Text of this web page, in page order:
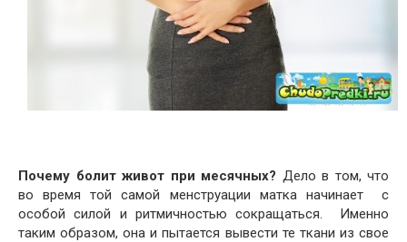
Почему болит живот при месячных? Дело в том, что
во время той самой менструации матка начинает с
особой силой и ритмичностью сокращаться. Именно
таким образом, она и пытается вывести те ткани из свое